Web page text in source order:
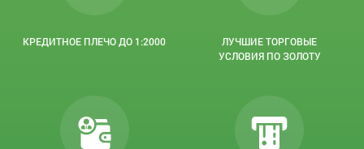
КРЕДИТНОЕ ПЛЕЧО ДО 1:2000
ЛУЧШИЕ ТОРГОВЫЕ
УСЛОВИЯ ПО ЗОЛОТУ